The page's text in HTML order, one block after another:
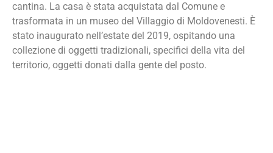
cantina. La casa è stata acquistata dal Comune e
trasformata in un museo del Villaggio di Moldovenesti. È
stato inaugurato nell’estate del 2019, ospitando una
collezione di oggetti tradizionali, specifici della vita del
territorio, oggetti donati dalla gente del posto.